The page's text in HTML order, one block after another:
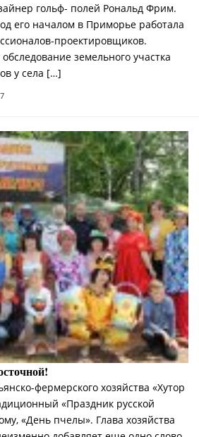
гольф- полей Рональд Фрим.
его началом в Приморье работала
проектировщиков.
земельного участка
у села […]
фермерского хозяйства «Хутор
«Праздник русской
«День пчелы». Глава хозяйства